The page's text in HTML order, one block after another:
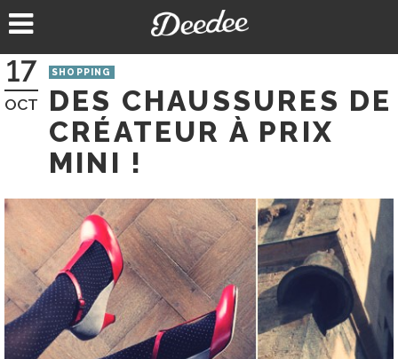
au
17
OCT
SHOPPING
DES CHAUSSURES DE
CRÉATEUR À PRIX
MINI !